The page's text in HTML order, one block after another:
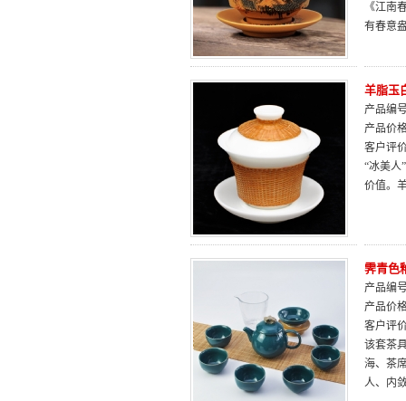
《江南
有春意
羊脂玉
产品编
产品价
客户评
“冰美人
价值。
霁青色
产品编
产品价
客户评
该套茶
海、茶
人、内